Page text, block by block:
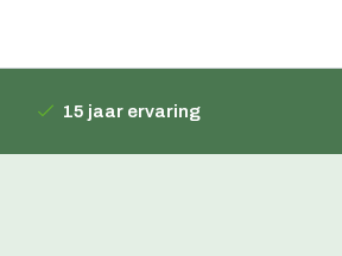
15 jaar ervaring